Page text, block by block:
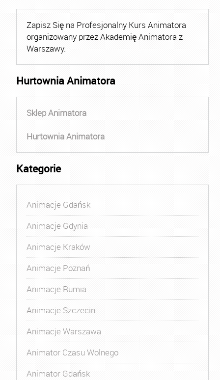
Zapisz Się na Profesjonalny Kurs Animatora
organizowany przez Akademię Animatora z
Warszawy.
Hurtownia Animatora
Sklep Animatora
Hurtownia Animatora
Kategorie
Animacje Gdańsk
Animacje Gdynia
Animacje Kraków
Animacje Poznań
Animacje Rumia
Animacje Szczecin
Animacje Warszawa
Animator Czasu Wolnego
Animator Gdańsk